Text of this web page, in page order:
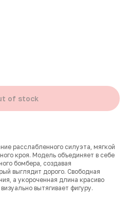
of stock
расслабленного силуэта, мягкой
кроя. Модель объединяет в себе
бомбера, создавая
выглядит дорого. Свободная
а укороченная длина красиво
вытягивает фигуру.